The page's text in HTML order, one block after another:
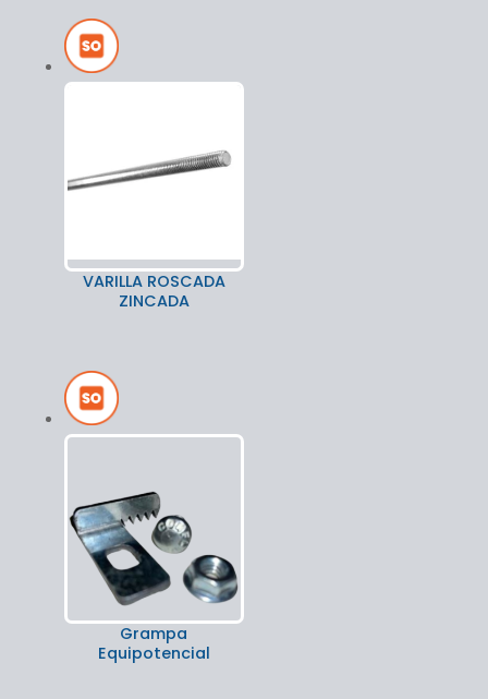
VARILLA ROSCADA
ZINCADA
Grampa
Equipotencial